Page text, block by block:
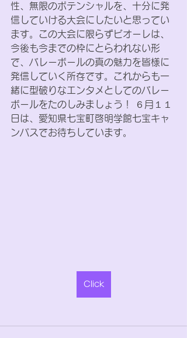
性、無限のポテンシャルを、十分に発
信していける大会にしたいと思ってい
ます。この大会に限らずビオーレは、
今後も今までの枠にとらわれない形
で、バレーボールの真の魅力を皆様に
発信していく所存です。これからも一
緒に型破りなエンタメとしてのバレー
ボールをたのしみましょう！ ６月１１
日は、愛知県七宝町啓明学館七宝キャ
ンパスでお待ちしています。
Click